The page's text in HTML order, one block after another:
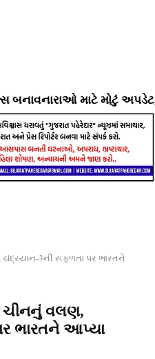
માટે મોટું અપડેટ,
3ની સફળતા પર ભારતને
ચીનનું વલણ,
ભારતને આપ્યા